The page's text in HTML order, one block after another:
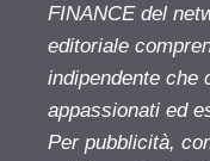
FINANCE del
editoriale
indipendente che
appassionati ed
Per pubblicità,